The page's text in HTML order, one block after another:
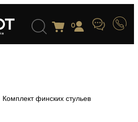
0
Комплект финских стульев